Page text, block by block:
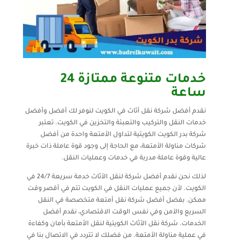
خدمات متنوعة ممتازة 24
ساعة
نقدم أفضل شركة نقل أثاث في الكويت لنوفر لك أفضل وأفضل
خدمات النقل والتركيب والتعبئة والتخزين في الكويت. تعتبر
شركة بدر الكويت الكويتية لتداول الأمتعة واحدة من أفضل
شركات مناولة الأمتعة، مع الحاجة إلى وجود قوة عاملة ذات خبرة
عالية وقوة عاملة مدربة في خدمات وعمليات النقل.
لذلك نحن نقدم أفضل شركة لنقل الأثاث خدمة سريعة 24/7 في
الكويت. لأن جميع عمليات النقل في الكويت تتم في أقصر وقت
ممكن. بفضل أفضل شركة نقل أمتعة متخصصة في النقل
السريع والآمن وفي نفس الوقت الاقتصادي، نقدم أفضل
الخدمات. شركة نقل الأثاث الكويتية لنقل الأمتعة بأمان وكفاءة
في عملية مناولة الأمتعة. من فضلك لا تتردد في الاتصال بنا في